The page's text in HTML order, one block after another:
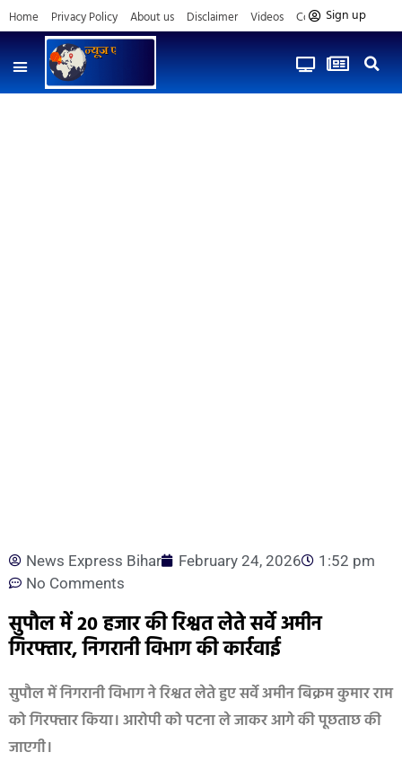
Home Privacy Policy About us Disclaimer Videos Contact us
Sign up
News Express Bihar February 24, 2026
1:52 pm
No Comments
सुपौल में 20 हजार की रिश्वत लेते सर्वे अमीन
गिरफ्तार, निगरानी विभाग की कार्रवाई
सुपौल में निगरानी विभाग ने रिश्वत लेते हुए सर्वे अमीन बिक्रम कुमार राम
को गिरफ्तार किया। आरोपी को पटना ले जाकर आगे की पूछताछ की
जाएगी।